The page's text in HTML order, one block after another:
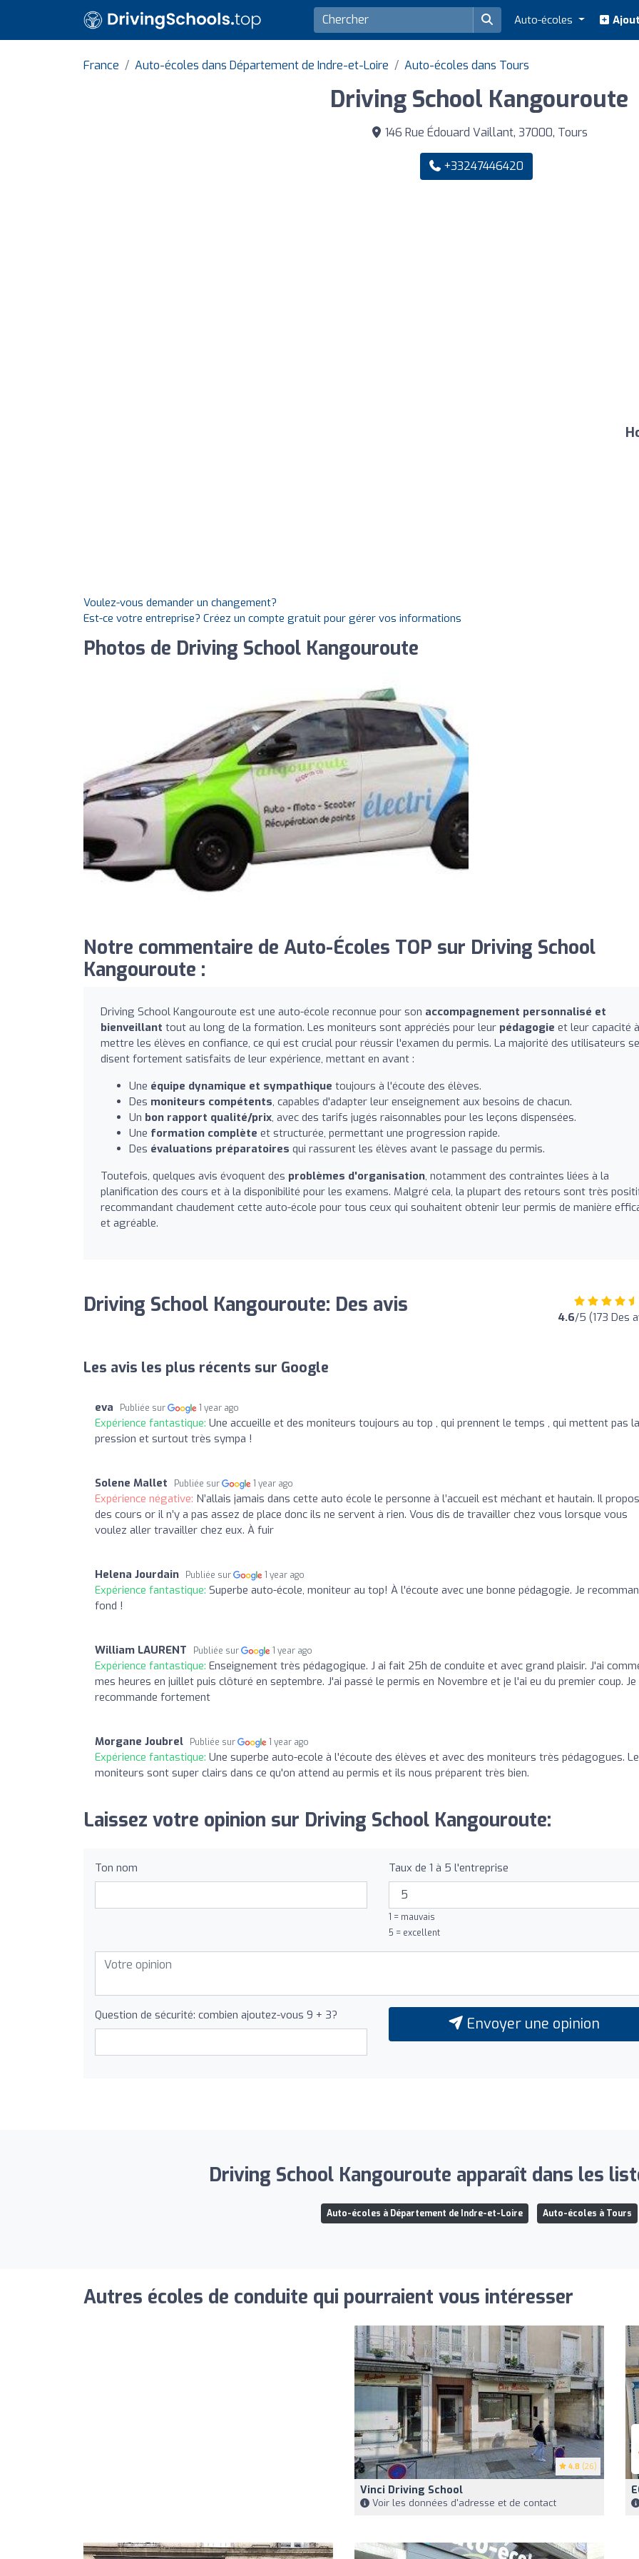
Auto-écoles
France Auto-écoles dans Département de Indre-et-Loire Auto-écoles dans Tours
Driving School Kangouroute
146 Rue Édouard Vaillant, 37000, Tours
+33247446420
Voulez-vous demander un changement?
Est-ce votre entreprise? Créez un compte gratuit pour gérer vos informations
Photos de Driving School Kangouroute
Notre commentaire de Auto-Écoles TOP sur Driving School
Kangouroute :
Driving School Kangouroute est une auto-école reconnue pour son accompagnement personnalisé et
bienveillant tout au long de la formation. Les moniteurs sont appréciés pour leur pédagogie et leur capacité à
mettre les élèves en confiance, ce qui est crucial pour réussir l'examen du permis. La majorité des utilisateurs se
disent fortement satisfaits de leur expérience, mettant en avant :
Une équipe dynamique et sympathique toujours à l'écoute des élèves.
Des moniteurs compétents, capables d'adapter leur enseignement aux besoins de chacun.
Un bon rapport qualité/prix, avec des tarifs jugés raisonnables pour les leçons dispensées.
Une formation complète et structurée, permettant une progression rapide.
Des évaluations préparatoires qui rassurent les élèves avant le passage du permis.
Toutefois, quelques avis évoquent des problèmes d'organisation, notamment des contraintes liées à la
planification des cours et à la disponibilité pour les examens. Malgré cela, la plupart des retours sont très
recommandant chaudement cette auto-école pour tous ceux qui souhaitent obtenir leur permis de manière
et agréable.
Driving School Kangouroute: Des avis 4.6/5 (173 Des
Les avis les plus récents sur Google
eva Publiée sur 1 year ago
Expérience fantastique: Une accueille et des moniteurs toujours au top , qui prennent le temps , qui mettent pas la
pression et surtout très sympa !
Solene Mallet Publiée sur 1 year ago
Expérience négative: N’allais jamais dans cette auto école le personne à l’accueil est méchant et hautain. Il
des cours or il n’y a pas assez de place donc ils ne servent à rien. Vous dis de travailler chez vous lorsque vous
voulez aller travailler chez eux. À fuir
Helena Jourdain Publiée sur 1 year ago
Expérience fantastique: Superbe auto-école, moniteur au top! À l'écoute avec une bonne pédagogie. Je
fond !
William LAURENT Publiée sur 1 year ago
Expérience fantastique: Enseignement très pédagogique. J ai fait 25h de conduite et avec grand plaisir. J'ai
mes heures en juillet puis clôturé en septembre. J'ai passé le permis en Novembre et je l'ai eu du premier coup. Je
recommande fortement
Morgane Joubrel Publiée sur 1 year ago
Expérience fantastique: Une superbe auto-ecole à l'écoute des élèves et avec des moniteurs très pédagogues.
moniteurs sont super clairs dans ce qu'on attend au permis et ils nous préparent très bien.
Laissez votre opinion sur Driving School Kangouroute:
Ton nom Taux de 1 à 5 l'entreprise
1 = mauvais
5 = excellent
Question de sécurité: combien ajoutez-vous 9 + 3? Envoyer une opinion
Driving School Kangouroute apparaît dans les
Auto-écoles à Département de Indre-et-Loire Auto-écoles à Tours
Autres écoles de conduite qui pourraient vous intéresser
4.8 (26)
Vinci Driving School
Voir les données d'adresse et de contact